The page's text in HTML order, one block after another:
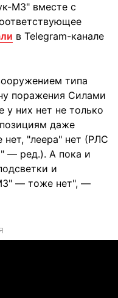
М3" вместе с
в Telegram-канале
типа
поражения Силами
них нет не только
даже
нет, "леера" нет (РЛС
— ред.). А пока и
и
— тоже нет", —